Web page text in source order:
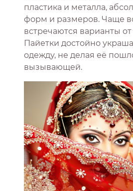
пластика и металла,
форм и размеров. Чаще
встречаются варианты
Пайетки достойно
одежду, не делая её
вызывающей.